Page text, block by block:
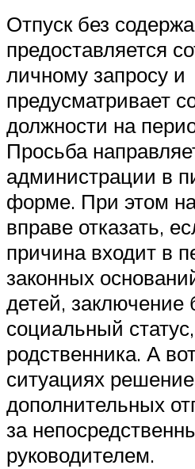
Отпуск без
предоставляется
личному запросу и
предусматривает
должности на
Просьба
администрации в
форме. При этом
вправе отказать,
причина входит в
законных
детей, заключение
социальный
родственника. А
ситуациях
дополнительных
за
руководителем.